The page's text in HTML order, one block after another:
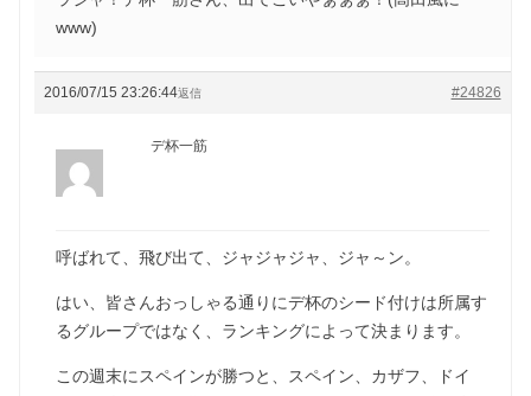
www)
2016/07/15 23:26:44 #24826
返信
デ杯一筋
呼ばれて、飛び出て、ジャジャジャ、ジャ～ン。
はい、皆さんおっしゃる通りにデ杯のシード付けは所属す
るグループではなく、ランキングによって決まります。
この週末にスペインが勝つと、スペイン、カザフ、ドイ